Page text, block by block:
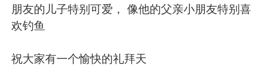
Français Deutsch
朋友的儿子特别可爱， 像他的父亲小朋友特别喜
欢钓鱼
祝大家有一个愉快的礼拜天